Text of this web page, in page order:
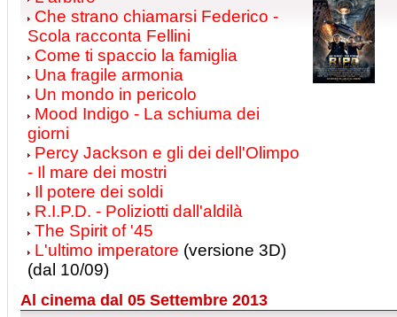
Che strano chiamarsi Federico -
Scola racconta Fellini
Come ti spaccio la famiglia
Una fragile armonia
Un mondo in pericolo
Mood Indigo - La schiuma dei
giorni
Percy Jackson e gli dei dell'Olimpo
- Il mare dei mostri
Il potere dei soldi
R.I.P.D. - Poliziotti dall'aldilà
The Spirit of '45
L'ultimo imperatore (versione 3D)
(dal 10/09)
Al cinema dal 05 Settembre 2013